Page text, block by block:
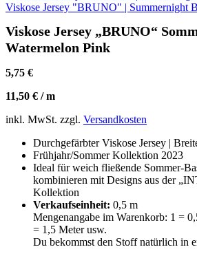
Viskose Jersey "BRUNO" | Summernight
Viskose Jersey „BRUNO“
Watermelon Pink
5,75 €
11,50 € /m
inkl. MwSt. zzgl. Versandkosten
Durchgefärbter Viskose Jersey |
Frühjahr/Sommer Kollektion 2023
Ideal für weich fließende Sommer-
kombinieren mit Designs aus der
Kollektion
Verkaufseinheit: 0,5 m
Mengenangabe im Warenkorb: 1 =
= 1,5 Meter usw.
Du bekommst den Stoff natürlich in